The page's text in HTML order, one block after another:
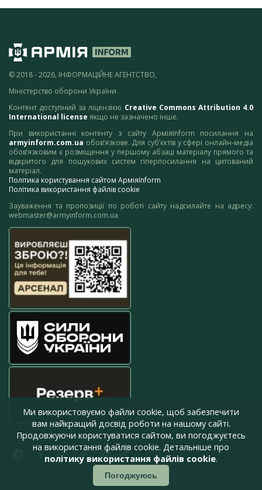
© 2018 - 2026, ІНФОРМАЦІЙНЕ АГЕНТСТВО,
Міністерство оборони України
Контент доступний за ліцензією Creative Commons Attribution 4.0
International license якщо не зазначено інше.
При використанні контенту з сайту АрміяInform посилання на
armyinform.com.ua обов’язкове. Для суб’єктів у сфері онлайн-медіа
обов’язковим є розміщення у першому абзаці матеріалу прямого та
відкритого для пошукових систем гіперпосилання на цитований
матеріал.
Політика користування сайтом АрміяInform
Політика використання файлів cookie
Зауваження та пропозиції по роботі сайту надсилайте на адресу:
webmaster@armyinform.com.ua
press@armyinform.com.ua
Ми використовуємо файли cookie, щоб забезпечити
вам найкращий досвід роботи на нашому сайті.
Продовжуючи користуватися сайтом, ви погоджуєтесь
на використання файлів cookie. Детальніше про
політику використання файлів cookie.
Погоджуюсь